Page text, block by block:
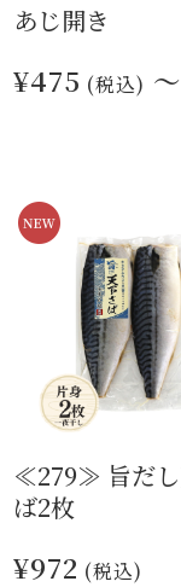
あじ開き
¥475 (税込) ～
≪279≫ 旨だし
ば2枚
¥972 (税込)